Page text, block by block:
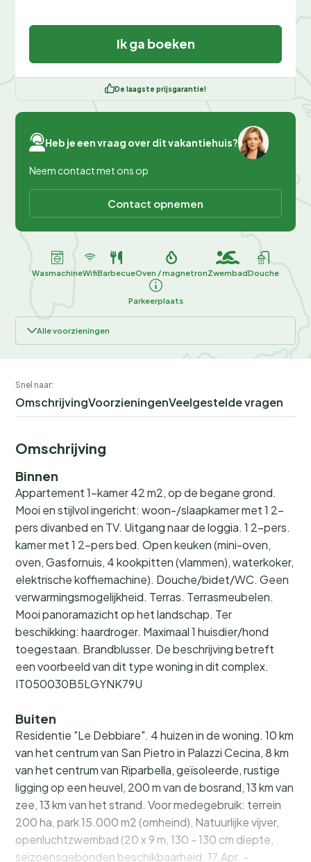
Ik ga boeken
De laagste prijsgarantie!
Heb je een vraag over dit vakantiehuis?
Neem contact met ons op
Contact opnemen
WasmachineWifiBarbecueOven / magnetronZwembadDouche
Parkeerplaats
Alle voorzieningen
Snel naar:
OmschrijvingVoorzieningenVeelgestelde vragen
Omschrijving
Binnen
Appartement 1-kamer 42 m2, op de begane grond.
Mooi en stijlvol ingericht: woon-/slaapkamer met 1 2-
pers divanbed en TV. Uitgang naar de loggia. 1 2-pers.
kamer met 1 2-pers bed. Open keuken (mini-oven,
oven, Gasfornuis, 4 kookpitten (vlammen), waterkoker,
elektrische koffiemachine). Douche/bidet/WC. Geen
verwarmingsmogelijkheid. Terras. Terrasmeubelen.
Mooi panoramazicht op het landschap. Ter
beschikking: haardroger. Maximaal 1 huisdier/hond
toegestaan. Brandblusser. De beschrijving betreft
een voorbeeld van dit type woning in dit complex.
IT050030B5LGYNK79U
Buiten
Residentie "Le Debbiare". 4 huizen in de woning. 10 km
van het centrum van San Pietro in Palazzi Cecina, 8 km
van het centrum van Riparbella, geïsoleerde, rustige
ligging op een heuvel, 200 m van de bosrand, 13 km van
zee, 13 km van het strand. Voor medegebruik: terrein
200 ha, park 15.000 m2 (omheind), Natuurlijke vijver,
openluchtzwembad (20 x 9 m, 130 - 130 cm diepte,
seizoensgebonden beschikbaarheid: 17.Apr. -